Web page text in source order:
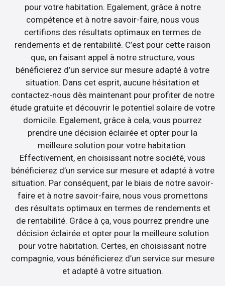
pour votre habitation. Egalement, grâce à notre
compétence et à notre savoir-faire, nous vous
certifions des résultats optimaux en termes de
rendements et de rentabilité. C’est pour cette raison
que, en faisant appel à notre structure, vous
bénéficierez d’un service sur mesure adapté à votre
situation. Dans cet esprit, aucune hésitation et
contactez-nous dès maintenant pour profiter de notre
étude gratuite et découvrir le potentiel solaire de votre
domicile. Egalement, grâce à cela, vous pourrez
prendre une décision éclairée et opter pour la
meilleure solution pour votre habitation.
Effectivement, en choisissant notre société, vous
bénéficierez d’un service sur mesure et adapté à votre
situation. Par conséquent, par le biais de notre savoir-
faire et à notre savoir-faire, nous vous promettons
des résultats optimaux en termes de rendements et
de rentabilité. Grâce à ça, vous pourrez prendre une
décision éclairée et opter pour la meilleure solution
pour votre habitation. Certes, en choisissant notre
compagnie, vous bénéficierez d’un service sur mesure
et adapté à votre situation.